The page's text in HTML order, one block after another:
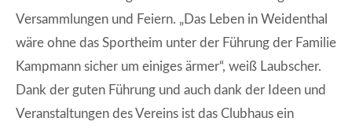
Versammlungen und Feiern. „Das Leben in Weidenthal
wäre ohne das Sportheim unter der Führung der Familie
Kampmann sicher um einiges ärmer“, weiß Laubscher.
Dank der guten Führung und auch dank der Ideen und
Veranstaltungen des Vereins ist das Clubhaus ein